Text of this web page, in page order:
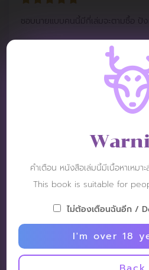
ชอบนายแบบคนนี้มีกี่เล่มจะตามซื้อ ปั
Merry
Post: 22
เกิน แต่ก็ตัดสิ้นใจซื้อ เพราะเชื่อในผล
มาตลอด ส่วนตัวผมว่าดีนะครับ งาน
มาตลอดนะครับ และหลังๆ ก็แรงขึ้นก
หน้าใหม่ๆ ทั้งนั้น หลายคนอาจคาดหวั
อะไรมากมาย มาถึงก็ถ่ายชัดๆ เน้น ๆ
แนวนี้มากกว่า ดูมีเรื่องราว ดูมีความ
คำเตือน หนังสือเล่มนี้มีเนื้อหาเหมา
This book is suitable for
ไม่ต้องเตือนฉันอีก /
I'm over 18